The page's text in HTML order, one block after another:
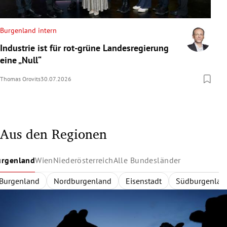
Burgenland intern
Industrie ist für rot-grüne Landesregierung
eine „Null“
Thomas Orovits30.07.2026
Aus den Regionen
WienNiederösterreichAlle Bundesländer
Nordburgenland Eisenstadt
Innerhalb des Gürtels Außerhalb des Gürtels
Rund um Wien Zentralregion
Bundesländer Wien Niederösterreich Burgenland